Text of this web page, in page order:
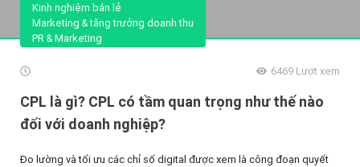
Kinh nghiệm bán lẻ
Marketing & tăng trưởng doanh thu
PR & Marketing
6469 Lượt xem
CPL là gì? CPL có tầm quan trọng như thế nào
đối với doanh nghiệp?
Đo lường và tối ưu các chỉ số digital được xem là công đoạn quyết